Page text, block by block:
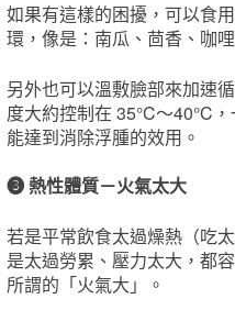
如果有這樣的困擾，可以食
環，像是：南瓜、茴香、咖
另外也可以溫敷臉部來加速
度大約控制在 35°C～40°C
能達到消除浮腫的效用。
❸熱性體質－火氣太大
若是平常飲食太過燥熱（吃
是太過勞累、壓力太大，都
所謂的「火氣大」。